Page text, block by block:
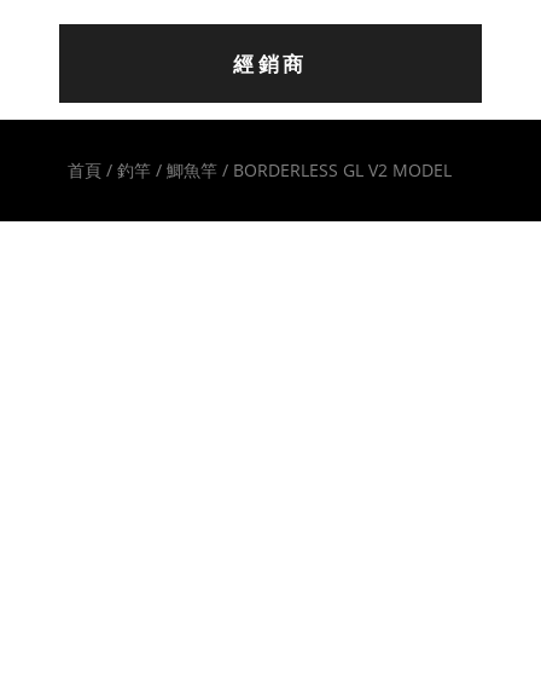
經銷商
首頁 / 釣竿 / 鯽魚竿 / BORDERLESS GL V2 MODEL